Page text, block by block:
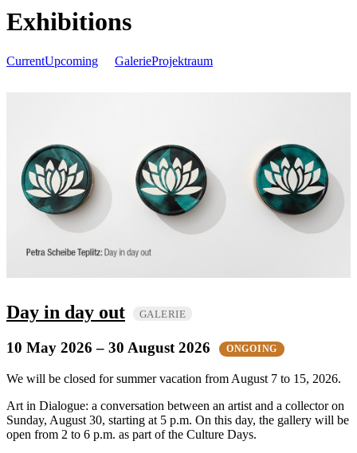
Exhibitions
CurrentUpcoming GalerieProjektraum
Day in day out GALERIE
10 May 2026 – 30 August 2026 ONGOING
We will be closed for summer vacation from August 7 to 15, 2026.
Art in Dialogue: a conversation between an artist and a collector on
Sunday, August 30, starting at 5 p.m. On this day, the gallery will be
open from 2 to 6 p.m. as part of the Culture Days.